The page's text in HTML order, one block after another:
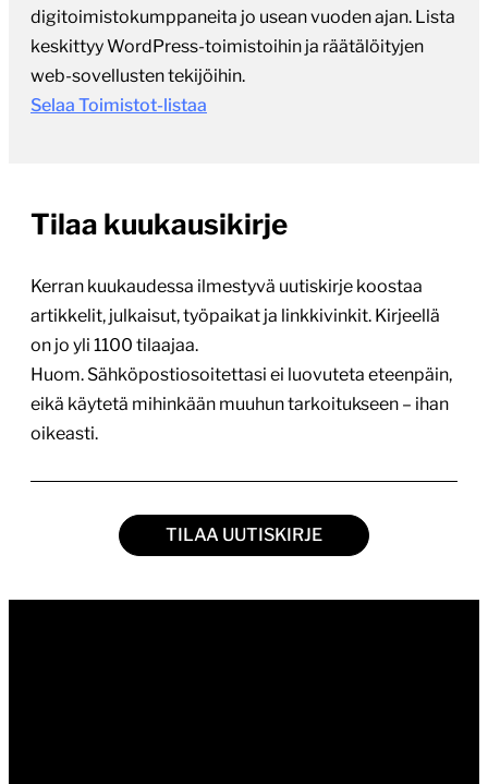
digitoimistokumppaneita jo usean vuoden ajan. Lista
keskittyy WordPress-toimistoihin ja räätälöityjen
web-sovellusten tekijöihin.
Selaa Toimistot-listaa
Tilaa kuukausikirje
Kerran kuukaudessa ilmestyvä uutiskirje koostaa
artikkelit, julkaisut, työpaikat ja linkkivinkit. Kirjeellä
on jo yli 1100 tilaajaa.
Huom. Sähköpostiosoitettasi ei luovuteta eteenpäin,
eikä käytetä mihinkään muuhun tarkoitukseen – ihan
oikeasti.
TILAA UUTISKIRJE